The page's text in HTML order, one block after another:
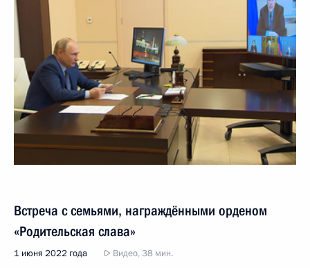
Встреча с семьями, награждёнными орденом
«Родительская слава»
1 июня 2022 года Видео, 38 мин.